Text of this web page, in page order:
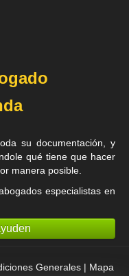
su documentación, y
qué tiene que hacer
manera posible.
especialistas en
Generales| Mapa